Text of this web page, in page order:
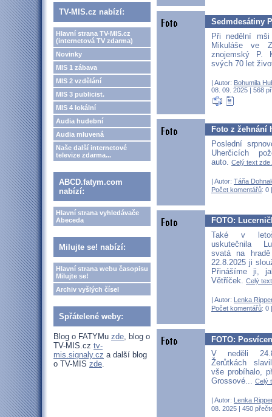
TV-MIS.cz nabízí:
Hlavní strana TV-MIS.cz
(internetová TV zdarma)
Novinky
MIS 1 zábava
MIS 2 vzdělání
MIS 3 publicist.
MIS 4 lokální
Audia hudební
Audia mluvená
Naše další internetové
televize zdarma...
ABCD.fatym.com
nabízí:
Hlavní strana vyhledávače
Abeceda
Milujte se! nabízí:
Hlavní strana webu časopisu
Milujte se!
Archiv vyšlých čísel
Spřátelené weby:
Blog o FATYMu zde, blog o
TV-MIS.cz tv-
mis.signaly.cz a další blog
o TV-MIS zde.
Sedmdesátiny
Při nedělní
Mikuláše ve
znojemský P.
svých 70 let
| Autor: Bohumila
08. 09. 2025 | 568
Foto z žehnání
Poslední
Uherčicích
auto.
Celý text
| Autor: Táňa
Počet komentářů: 0
FOTO:
Také v
uskutečnila
svatá na
22.8.2025 ji
Přinášíme ji,
Větříček.
Celý
| Autor: Lenka
Počet komentářů: 0
FOTO:
V neděli
Žerůtkách
vše probíhalo,
Grossové... Celý
| Autor: Lenka
08. 2025 | 450